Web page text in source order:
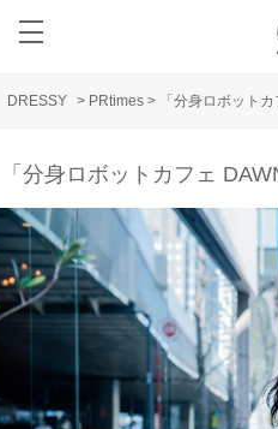
DRESSY > PRtimes > 「分身ロボット
「分身ロボットカフェ